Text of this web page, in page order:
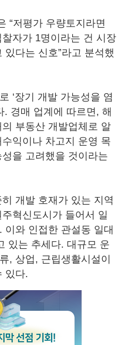
“저평가 우량토지라면
자가 1명이라는 건 시장
다는 신호”라고 분석했
‘장기 개발 가능성을 염
. 경매 업계에 따르면, 해
부동산 개발업체로 알
익이나 차고지 운영 목
을 고려했을 것이라는
개발 호재가 있는 지역
혁신도시가 들어서 일
이와 인접한 관설동 일대
있는 추세다. 대규모 운
, 상업, 근립생활시설이
있다.